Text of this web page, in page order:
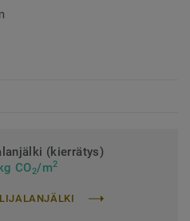
(kierrätys)
CO2/m2